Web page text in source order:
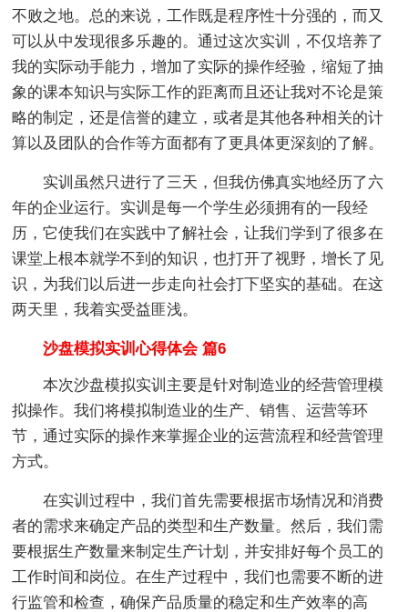
不败之地。总的来说，工作既是程序性十分强的，而又
可以从中发现很多乐趣的。通过这次实训，不仅培养了
我的实际动手能力，增加了实际的操作经验，缩短了抽
象的课本知识与实际工作的距离而且还让我对不论是策
略的制定，还是信誉的建立，或者是其他各种相关的计
算以及团队的合作等方面都有了更具体更深刻的了解。
实训虽然只进行了三天，但我仿佛真实地经历了六
年的企业运行。实训是每一个学生必须拥有的一段经
历，它使我们在实践中了解社会，让我们学到了很多在
课堂上根本就学不到的知识，也打开了视野，增长了见
识，为我们以后进一步走向社会打下坚实的基础。在这
两天里，我着实受益匪浅。
沙盘模拟实训心得体会 篇6
本次沙盘模拟实训主要是针对制造业的经营管理模
拟操作。我们将模拟制造业的生产、销售、运营等环
节，通过实际的操作来掌握企业的运营流程和经营管理
方式。
在实训过程中，我们首先需要根据市场情况和消费
者的需求来确定产品的类型和生产数量。然后，我们需
要根据生产数量来制定生产计划，并安排好每个员工的
工作时间和岗位。在生产过程中，我们也需要不断的进
行监管和检查，确保产品质量的稳定和生产效率的高